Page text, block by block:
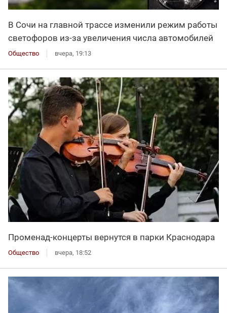
В Сочи на главной трассе изменили режим работы
светофоров из-за увеличения числа автомобилей
Общество вчера, 19:13
Променад-концерты вернутся в парки Краснодара
Общество вчера, 18:52